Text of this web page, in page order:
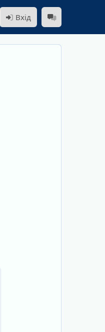
Вхід